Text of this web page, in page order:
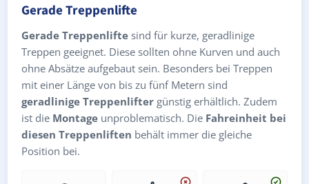
Gerade Treppenlifte
Gerade Treppenlifte sind für kurze, geradlinige
Treppen geeignet. Diese sollten ohne Kurven und auch
ohne Absätze aufgebaut sein. Besonders bei Treppen
mit einer Länge von bis zu fünf Metern sind
geradlinige Treppenlifter günstig erhältlich. Zudem
ist die Montage unproblematisch. Die Fahreinheit bei
diesen Treppenliften behält immer die gleiche
Position bei.